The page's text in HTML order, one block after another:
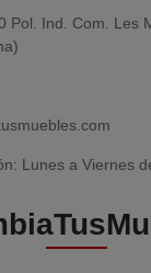
Pol. Ind. Com. Les
Lunes a Viernes